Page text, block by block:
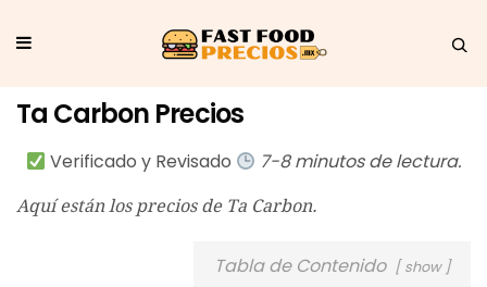
Ta Carbon Precios
Verificado y Revisado 7-8 minutos de lectura.
Aquí están los precios de Ta Carbon.
Tabla de Contenido show